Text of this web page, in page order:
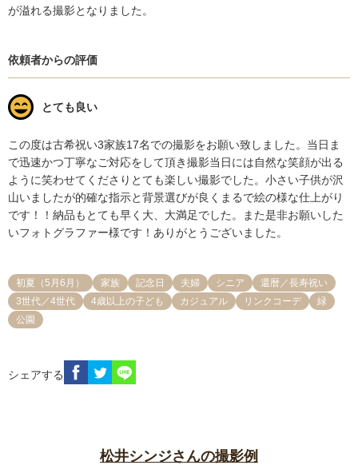
が溢れる撮影となりました。
依頼者からの評価
とても良い
この度は古希祝い3家族17名での撮影をお願い致しました。当日ま
で迅速かつ丁寧なご対応をして頂き撮影当日には自然な笑顔が出る
ように笑わせてくださりとても楽しい撮影でした。小さい子供が沢
山いましたが的確な指示と背景選びが良くまるで絵の様な仕上がり
です！！納品もとても早く大、大満足でした。また是非お願いした
いフォトグラファー様です！ありがとうございました。
初夏（5月6月） 家族 記念日 夫婦 シニア
還暦／長寿祝い
3世代／4世代
4歳以上の子ども カジュアル リンクコーデ
緑
公園
シェアする
松井シンジさんの撮影例